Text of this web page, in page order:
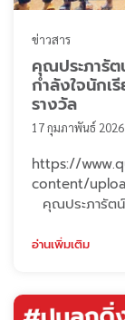
ข่าวสาร
คุณประภารั
กำลังใจนักเ
รางวัล
17 กุมภาพันธ์ 2026
https://
content/
คุณประภารัต
ดิ่ง–ปูนจิงโจ้ เดิ
อำนวยการโรง
อ่านเพิ่มเติม